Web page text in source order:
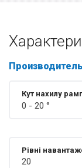
Ергометр
Комп'ютер:
Вимірювання
вбудований
Кут нахилу
0 - 20 °
Рівні
20